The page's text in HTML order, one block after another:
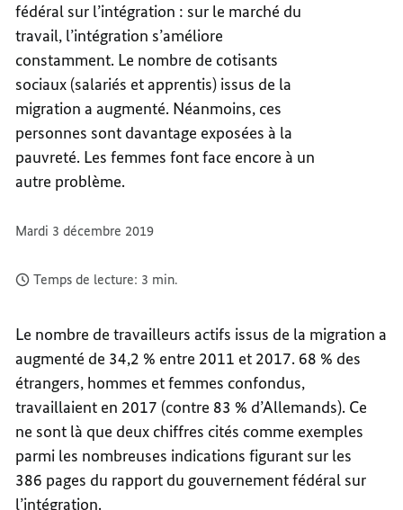
fédéral sur l’intégration : sur le marché du
travail, l’intégration s’améliore
constamment. Le nombre de cotisants
sociaux (salariés et apprentis) issus de la
migration a augmenté. Néanmoins, ces
personnes sont davantage exposées à la
pauvreté. Les femmes font face encore à un
autre problème.
Mardi 3 décembre 2019
Temps de lecture: 3 min.
Le nombre de travailleurs actifs issus de la migration a
augmenté de 34,2 % entre 2011 et 2017. 68 % des
étrangers, hommes et femmes confondus,
travaillaient en 2017 (contre 83 % d’Allemands). Ce
ne sont là que deux chiffres cités comme exemples
parmi les nombreuses indications figurant sur les
386 pages du rapport du gouvernement fédéral sur
l’intégration.